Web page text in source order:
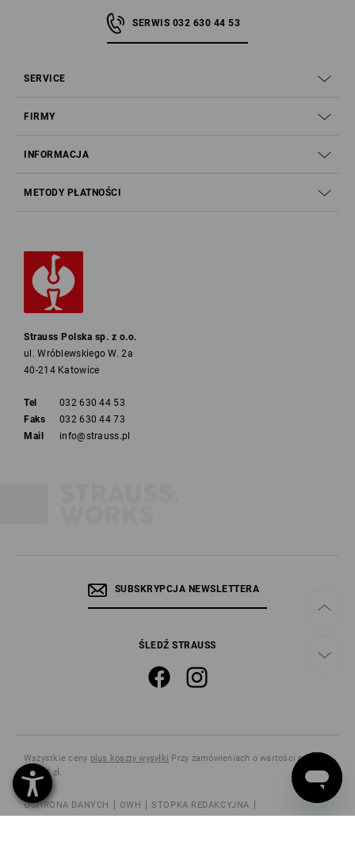
SERWIS 032 630 44 53
SERVICE
FIRMY
INFORMACJA
METODY PŁATNOŚCI
Strauss Polska sp. z o.o.
ul. Wróblewskiego W. 2a
40-214 Katowice
Tel
032 630 44 53
Faks
032 630 44 73
Mail
info@strauss.pl
SUBSKRYPCJA NEWSLETTERA
ŚLEDŹ STRAUSS
Wszystkie ceny plus koszty wysyłki Przy zamówieniach o wartości poniżej
615,00 zł.
OCHRONA DANYCH OWH
STOPKA REDAKCYJNA